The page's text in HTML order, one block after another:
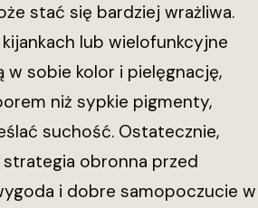
stać się bardziej wrażliwa.
lub wielofunkcyjne
w sobie kolor i pielęgnację,
niż sypkie pigmenty,
suchość. Ostatecznie,
obronna przed
i dobre samopoczucie w